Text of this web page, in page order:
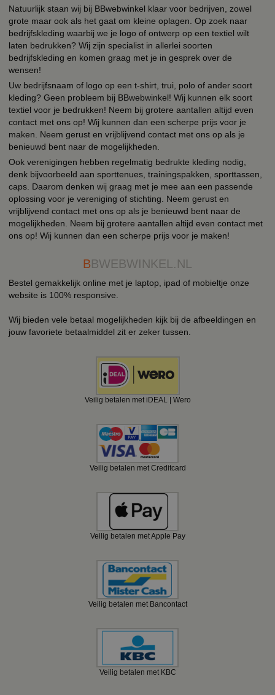
Natuurlijk staan wij bij BBwebwinkel klaar voor bedrijven, zowel
grote maar ook als het gaat om kleine oplagen. Op zoek naar
bedrijfskleding waarbij we je logo of ontwerp op een textiel wilt
laten bedrukken? Wij zijn specialist in allerlei soorten
bedrijfskleding en komen graag met je in gesprek over de
wensen!
Uw bedrijfsnaam of logo op een t-shirt, trui, polo of ander soort
kleding? Geen probleem bij BBwebwinkel! Wij kunnen elk soort
textiel voor je bedrukken! Neem bij grotere aantallen altijd even
contact met ons op! Wij kunnen dan een scherpe prijs voor je
maken. Neem gerust en vrijblijvend contact met ons op als je
benieuwd bent naar de mogelijkheden.
Ook verenigingen hebben regelmatig bedrukte kleding nodig,
denk bijvoorbeeld aan sporttenues, trainingspakken, sporttassen,
caps. Daarom denken wij graag met je mee aan een passende
oplossing voor je vereniging of stichting. Neem gerust en
vrijblijvend contact met ons op als je benieuwd bent naar de
mogelijkheden. Neem bij grotere aantallen altijd even contact met
ons op! Wij kunnen dan een scherpe prijs voor je maken!
BBWEBWINKEL.NL
Bestel gemakkelijk online met je laptop, ipad of mobieltje onze
website is 100% responsive.
Wij bieden vele betaal mogelijkheden kijk bij de afbeeldingen en
jouw favoriete betaalmiddel zit er zeker tussen.
Veilig betalen met iDEAL | Wero
Veilig betalen met Creditcard
Veilig betalen met Apple Pay
Veilig betalen met Bancontact
Veilig betalen met KBC